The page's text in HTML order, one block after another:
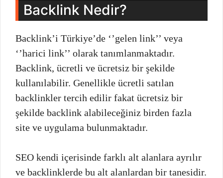
Backlink Nedir?
Backlink’i Türkiye’de ‘’gelen link’’ veya
‘’harici link’’ olarak tanımlanmaktadır.
Backlink, ücretli ve ücretsiz bir şekilde
kullanılabilir. Genellikle ücretli satılan
backlinkler tercih edilir fakat ücretsiz bir
şekilde backlink alabileceğiniz birden fazla
site ve uygulama bulunmaktadır.
SEO kendi içerisinde farklı alt alanlara ayrılır
ve backlinklerde bu alt alanlardan bir tanesidir.